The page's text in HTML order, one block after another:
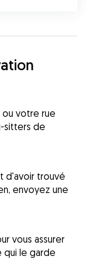
votre rue
sitters de
d'avoir trouvé
envoyez une
vous assurer
qui le garde